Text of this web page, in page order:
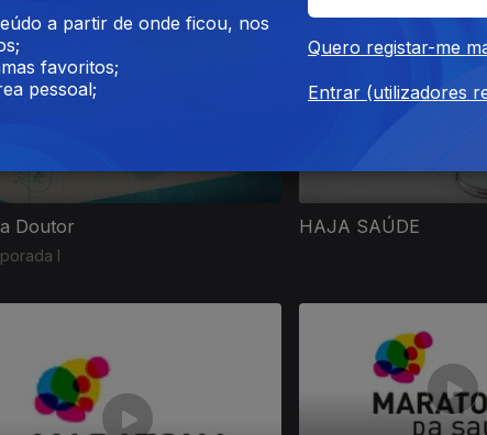
Doutor
I
HAJA SAÚDE
a partir de onde ficou, nos
favoritos;
pessoal;
Quero registar-me
Entrar (utilizadores